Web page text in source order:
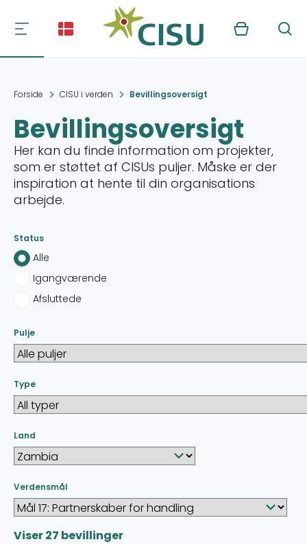
Kurv Søg
Forside CISU i verden Bevillingsoversigt
Bevillingsoversigt
Her kan du finde information om projekter,
som er støttet af CISUs puljer. Måske er der
inspiration at hente til din organisations
arbejde.
Status
Alle
Igangværende
Afsluttede
Pulje
Type
Land
Verdensmål
Viser27 bevillinger